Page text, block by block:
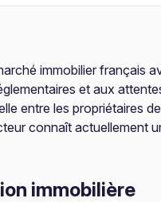
immobilier
et aux
entre les propriétaires
connaît actuellement
immobilière